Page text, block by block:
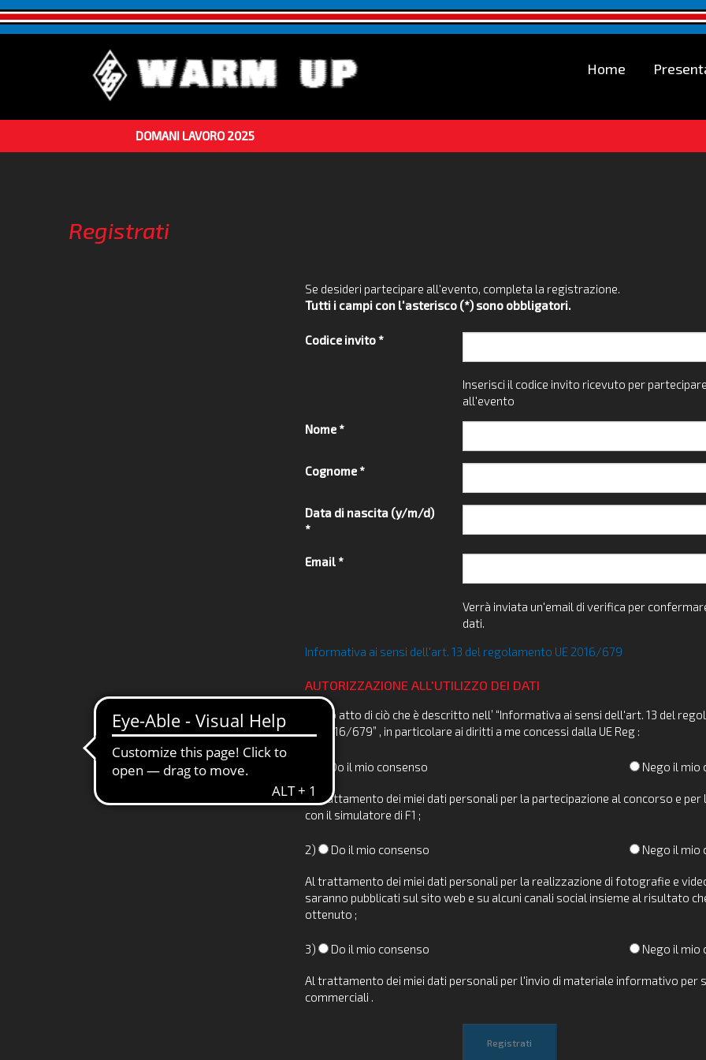
Home
DOMANI LAVORO 2025
Registrati
Se desideri partecipare all'evento, completa la registrazione.
Tutti i campi con l'asterisco (*) sono obbligatori.
Codice invito *
Inserisci il codice invito ricevuto per partecipare
all'evento
Nome *
Cognome *
Data di nascita (y/m/d)
*
Email *
Verrà inviata un'email di verifica per
dati.
Informativa ai sensi dell'art. 13 del regolamento UE 2016/679
AUTORIZZAZIONE ALL'UTILIZZO DEI DATI
Preso atto di ciò che è descritto nell’ “Informativa ai sensi dell'art. 13 del
UE 2016/679” , in particolare ai diritti a me concessi dalla UE Reg :
Do il mio consenso Nego il mio
Al trattamento dei miei dati personali per la partecipazione al concorso e per
con il simulatore di F1 ;
2) Do il mio consenso Nego il mio
Al trattamento dei miei dati personali per la realizzazione di fotografie e
saranno pubblicati sul sito web e su alcuni canali social insieme al risultato
ottenuto ;
3) Do il mio consenso Nego il mio
Al trattamento dei miei dati personali per l'invio di materiale informativo per
commerciali .
Registrati